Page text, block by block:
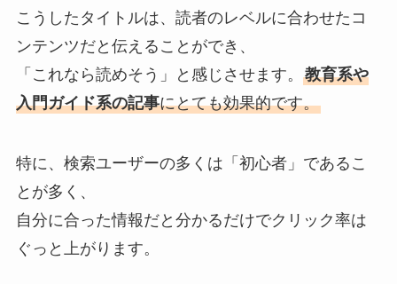
こうしたタイトルは、読者のレベルに合わせたコ
ンテンツだと伝えることができ、
「これなら読めそう」と感じさせます。 教育系や
入門ガイド系の記事にとても効果的です。
特に、検索ユーザーの多くは「初心者」であるこ
とが多く、
自分に合った情報だと分かるだけでクリック率は
ぐっと上がります。